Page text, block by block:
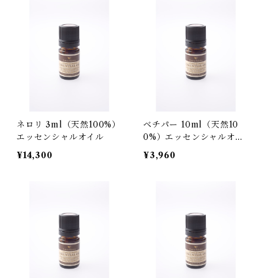
ネロリ 3ml（天然100%）
エッセンシャルオイル
¥14,300
ベチパー 10ml（天然10
0%）エッセンシャルオイ
ル
¥3,960